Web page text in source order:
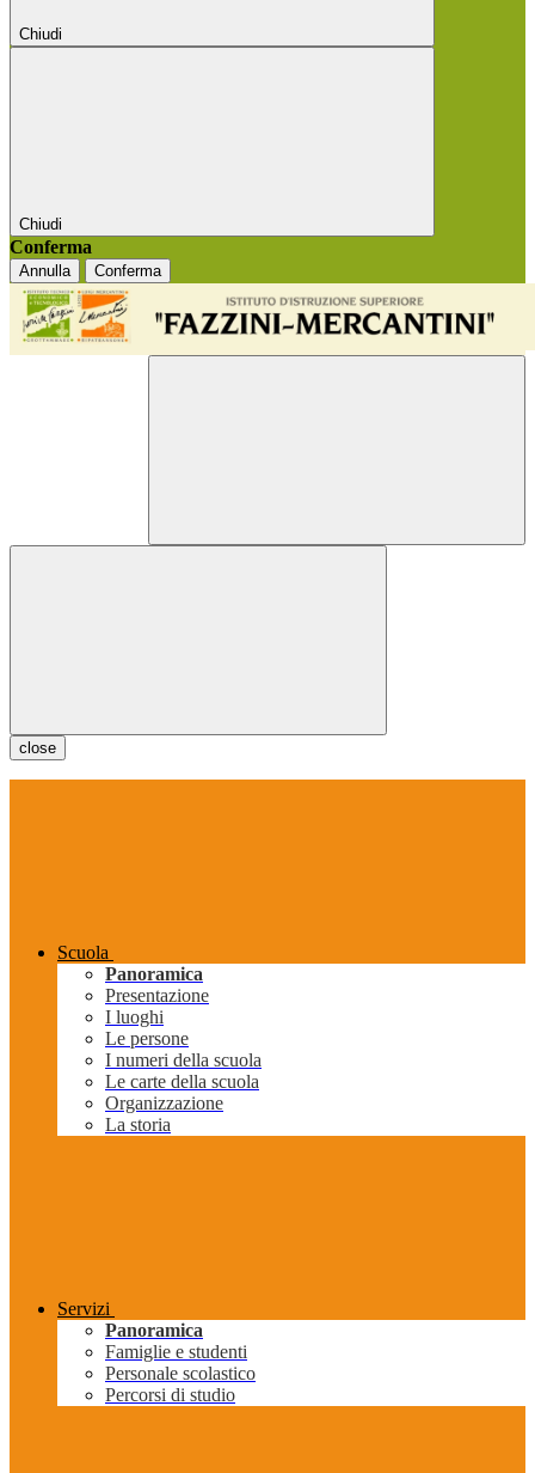
Chiudi
Chiudi
Conferma
Annulla Conferma
close
Scuola
Panoramica
Presentazione
I luoghi
Le persone
I numeri della scuola
Le carte della scuola
Organizzazione
La storia
Servizi
Panoramica
Famiglie e studenti
Personale scolastico
Percorsi di studio